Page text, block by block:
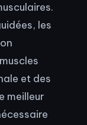
les
et des
meilleur